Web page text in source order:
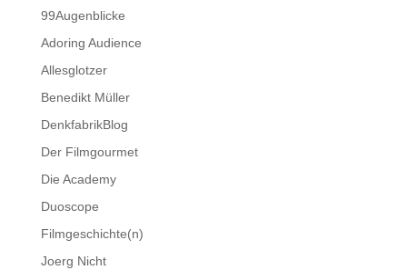
99Augenblicke
Adoring Audience
Allesglotzer
Benedikt Müller
DenkfabrikBlog
Der Filmgourmet
Die Academy
Duoscope
Filmgeschichte(n)
Joerg Nicht